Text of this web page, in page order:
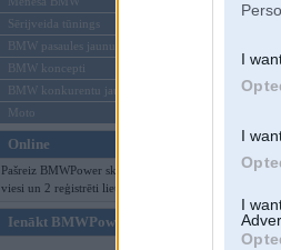
I
I
I
Sērijveida tūnings
BMW pasaules jaunumi
BMW koncepti
BMW konkurentu jaunumi
Moto
Online
Pašreiz BMWPower skatās 115
viesi un 2 reģistrēti lietotāji.
Ienākt BMWPower